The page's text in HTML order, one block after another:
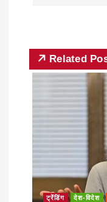
Related
ट्रेंडिंग देश-विदेश